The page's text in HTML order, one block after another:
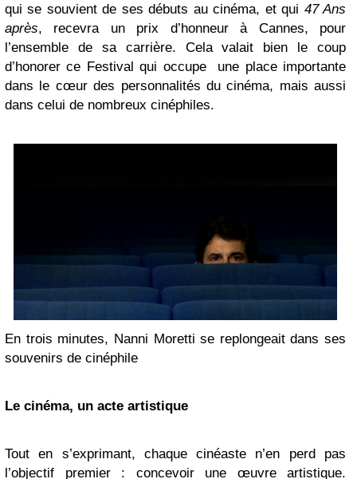
qui se souvient de ses débuts au cinéma, et qui 47 Ans
après, recevra un prix d’honneur à Cannes, pour
l’ensemble de sa carrière. Cela valait bien le coup
d’honorer ce Festival qui occupe une place importante
dans le cœur des personnalités du cinéma, mais aussi
dans celui de nombreux cinéphiles.
En trois minutes, Nanni Moretti se replongeait dans ses
souvenirs de cinéphile
Le cinéma, un acte artistique
Tout en s’exprimant, chaque cinéaste n’en perd pas
l’objectif premier : concevoir une œuvre artistique.